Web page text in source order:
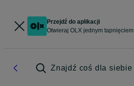
Przejdź do aplikacji
Otwieraj OLX jednym tapnięciem
Znajdź coś dla siebie